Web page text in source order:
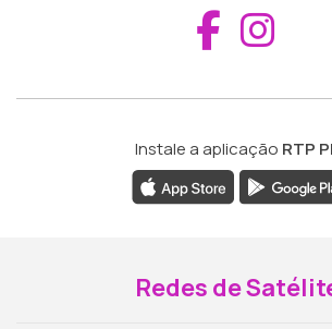
Instale a aplicação RTP
Redes de